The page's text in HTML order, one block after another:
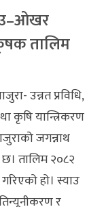
तालिम
उन्नत प्रविधि,
कृषि यान्त्रिकरण
जगन्नाथ
तालिम २०८२
हो। स्याउ
र